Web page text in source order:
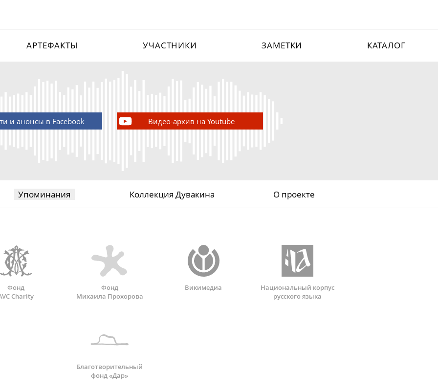
АРТЕФАКТЫ УЧАСТНИКИ ЗАМЕТКИ КАТАЛОГ
и анонсы в Facebook Видео-архив на Youtube
Упоминания Коллекция Дувакина О проекте
Фонд
Charity
Фонд
Михаила Прохорова
Викимедиа
Национальный корпус
русского языка
Благотворительный
фонд «Дар»